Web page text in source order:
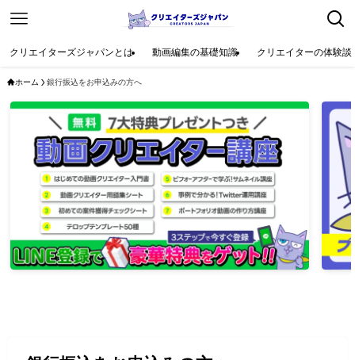
クリエイターズジャパンとは 動画編集の基礎知識 クリエイターの体験談
ホーム 銀行振込をお申込みの方へ